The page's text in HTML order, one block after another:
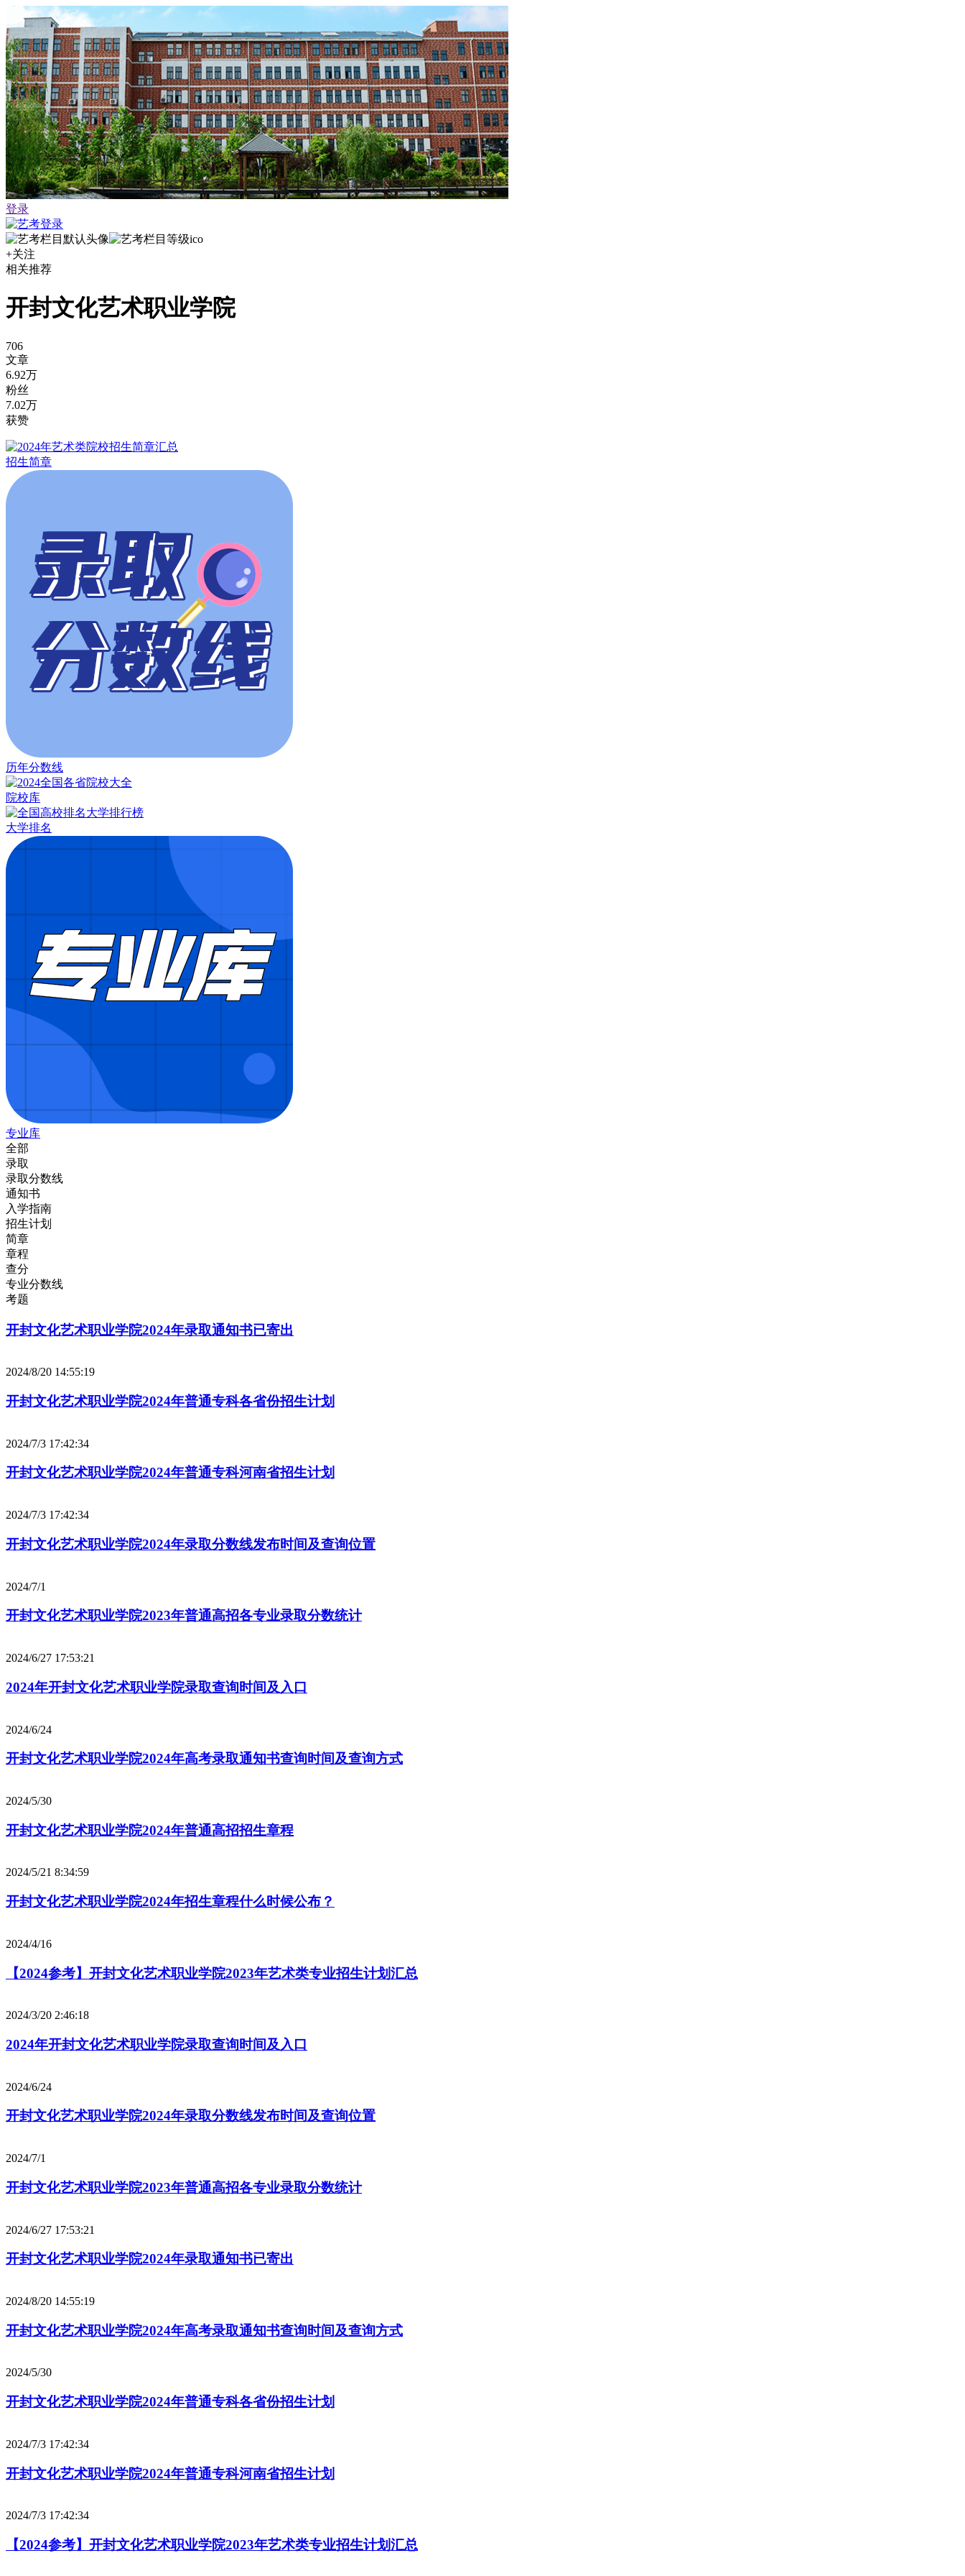
登录
+关注
相关推荐
开封文化艺术职业学院
706
文章
6.92万
粉丝
7.02万
获赞
招生简章
历年分数线
院校库
大学排名
专业库
全部
录取
录取分数线
通知书
入学指南
招生计划
简章
章程
查分
专业分数线
考题
开封文化艺术职业学院2024年录取通知书已寄出
2024/8/20 14:55:19
开封文化艺术职业学院2024年普通专科各省份招生计划
2024/7/3 17:42:34
开封文化艺术职业学院2024年普通专科河南省招生计划
2024/7/3 17:42:34
开封文化艺术职业学院2024年录取分数线发布时间及查询位置
2024/7/1
开封文化艺术职业学院2023年普通高招各专业录取分数统计
2024/6/27 17:53:21
2024年开封文化艺术职业学院录取查询时间及入口
2024/6/24
开封文化艺术职业学院2024年高考录取通知书查询时间及查询方式
2024/5/30
开封文化艺术职业学院2024年普通高招招生章程
2024/5/21 8:34:59
开封文化艺术职业学院2024年招生章程什么时候公布？
2024/4/16
【2024参考】开封文化艺术职业学院2023年艺术类专业招生计划汇总
2024/3/20 2:46:18
2024年开封文化艺术职业学院录取查询时间及入口
2024/6/24
开封文化艺术职业学院2024年录取分数线发布时间及查询位置
2024/7/1
开封文化艺术职业学院2023年普通高招各专业录取分数统计
2024/6/27 17:53:21
开封文化艺术职业学院2024年录取通知书已寄出
2024/8/20 14:55:19
开封文化艺术职业学院2024年高考录取通知书查询时间及查询方式
2024/5/30
开封文化艺术职业学院2024年普通专科各省份招生计划
2024/7/3 17:42:34
开封文化艺术职业学院2024年普通专科河南省招生计划
2024/7/3 17:42:34
【2024参考】开封文化艺术职业学院2023年艺术类专业招生计划汇总